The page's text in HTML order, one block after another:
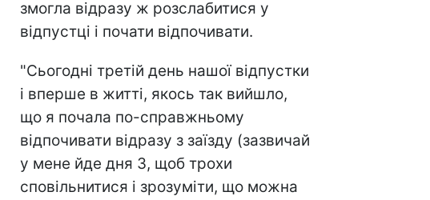
змогла відразу ж розслабитися у
відпустці і почати відпочивати.
"Сьогодні третій день нашої відпустки
і вперше в житті, якось так вийшло,
що я почала по-справжньому
відпочивати відразу з заїзду (зазвичай
у мене йде дня 3, щоб трохи
сповільнитися і зрозуміти, що можна